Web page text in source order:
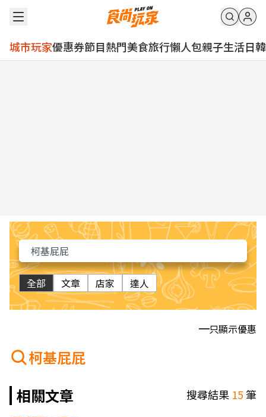
城市玩家優惠券節目熱門美食旅行懶人包親子生活日韓
全部 文章 店家 達人
只顯示優惠
柯基屁屁
相關文章
搜尋結果 15筆